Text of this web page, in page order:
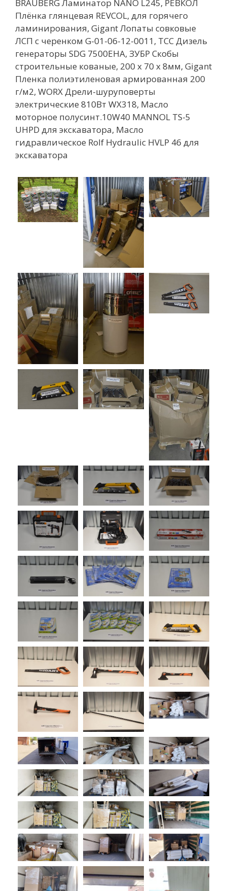
BRAUBERG Ламинатор NANO L245, РЕВКОЛ
Плёнка глянцевая REVCOL, для горячего
ламинирования, Gigant Лопаты совковые
ЛСП с черенком G-01-06-12-0011, ТСС Дизель
генераторы SDG 7500EHA, ЗУБР Скобы
строительные кованые, 200 х 70 х 8мм, Gigant
Пленка полиэтиленовая армированная 200
г/м2, WORX Дрели-шуруповерты
электрические 810Вт WX318, Масло
моторное полусинт.10W40 MANNOL TS-5
UHPD для экскаватора, Масло
гидравлическое Rolf Hydraulic HVLP 46 для
экскаватора